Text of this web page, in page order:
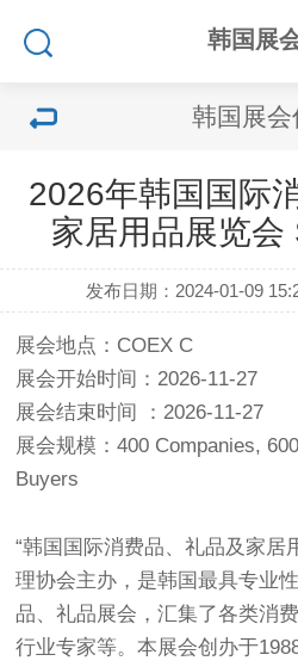
韩国展
韩国展会
2026年韩国国际
家居用品展览会
发布日期：2024-01-09
展会地点：COEX C
展会开始时间：2026-11-27
展会结束时间 ：2026-11-27
展会规模：400 Companies,
Buyers
“韩国国际消费品、礼品及家居
理协会主办，是韩国最具专业
品、礼品展会，汇集了各类消
行业专家等。本展会创办于